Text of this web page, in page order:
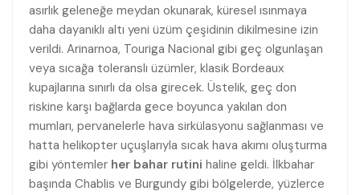
asırlık geleneğe meydan okunarak, küresel ısınmaya
daha dayanıklı altı yeni üzüm çeşidinin dikilmesine izin
verildi. Arinarnoa, Touriga Nacional gibi geç olgunlaşan
veya sıcağa toleranslı üzümler, klasik Bordeaux
kupajlarına sınırlı da olsa girecek. Üstelik, geç don
riskine karşı bağlarda gece boyunca yakılan don
mumları, pervanelerle hava sirkülasyonu sağlanması ve
hatta helikopter uçuşlarıyla sıcak hava akımı oluşturma
gibi yöntemler her bahar rutini haline geldi. İlkbahar
başında Chablis ve Burgundy gibi bölgelerde, yüzlerce